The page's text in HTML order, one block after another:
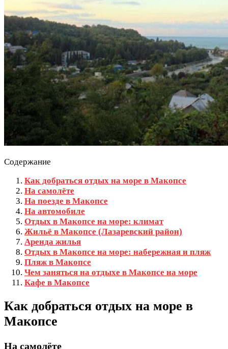
Содержание
Как добраться отдых на море в Макопсе
На самолёте
На поезде в Макопсе
На автомобиле
Отдых в Макопсе на море: климат
Жильё в Макопсе (Лазаревский район)
Аренда жилья
Отдых в Макопсе на море: набережная и пляж
Пляж в Макопсе
Чем заняться на отдыхе в Макопсе на море
Кафе в Макопсе
Как добраться отдых на море в
Макопсе
На самолёте